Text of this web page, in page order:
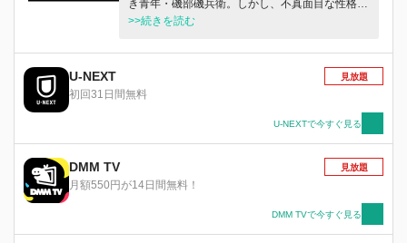
き青年・磯部磯兵衛。しかし、不真面目な性格が
災いし、立派な武士の道のりは遠い。そんな磯部
イフが幕を開ける。
>>続きを読む
U-NEXT
初回31日間無料
見放題
U-NEXTで今すぐ見る
DMM TV
月額550円が14日間無料！
見放題
DMM TVで今すぐ見る